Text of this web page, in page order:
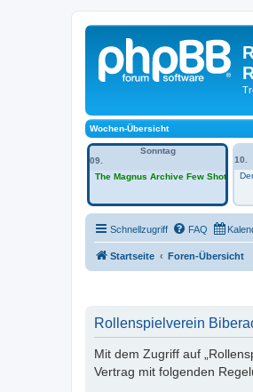
Wochen-Übersicht
Sonntag
09.
The Magnus Archive Few Shot -
10.
Schnellzugriff FAQ
Startseite Foren-Übersicht
Rollenspielverein
Mit dem Zugriff auf
Vertrag mit folgenden